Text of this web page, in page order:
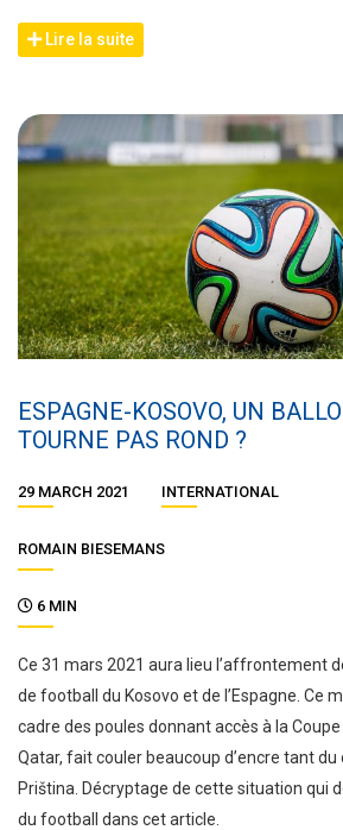
Lire la suite
ESPAGNE-KOSOVO, UN
TOURNE PAS ROND ?
29 MARCH 2021 INTERNATIONAL
ROMAIN BIESEMANS
6 MIN
Ce 31 mars 2021 aura lieu l’affrontement
de football du Kosovo et de l’Espagne. Ce
cadre des poules donnant accès à la
Qatar, fait couler beaucoup d’encre tant
Priština. Décryptage de cette situation qui
du football dans cet article.